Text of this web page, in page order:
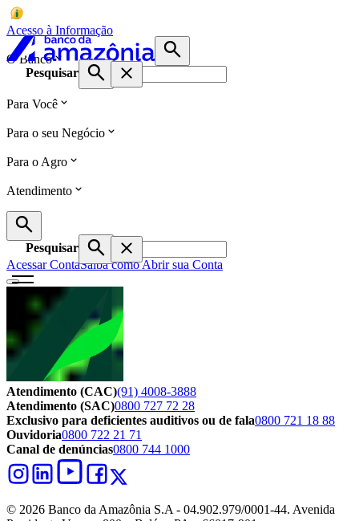
Acesso à Informação
O Banco
Pesquisar
Para Você
Para o seu Negócio
Para o Agro
Atendimento
Pesquisar
Acessar ContaSaiba como Abrir sua Conta
Atendimento (CAC)(91) 4008-3888
Atendimento (SAC)0800 727 72 28
Exclusivo para deficientes auditivos ou de fala0800 721 18 88
Ouvidoria0800 722 21 71
Canal de denúncias0800 744 1000
© 2026 Banco da Amazônia S.A - 04.902.979/0001‐44. Avenida